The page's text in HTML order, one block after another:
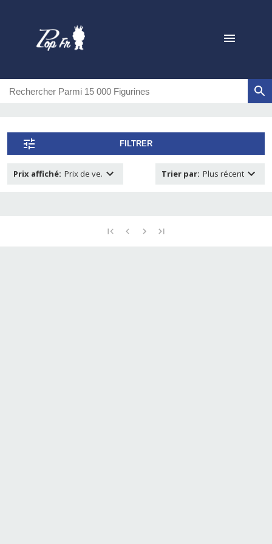
FILTRER
Prix affiché: Prix de ve. Trier par: Plus récent